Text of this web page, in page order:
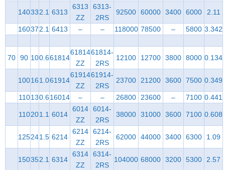
140332.1 6313
6313
ZZ
6313-
2RS
92500 60000 3400 6000 2.11
160372.1 6413 – – 118000 78500 – 5800 3.342
70 90 100.661814
61814
ZZ
61814-
2RS
12100 12700 3800 8000 0.134
100161.061914
61914
ZZ
61914-
2RS
23700 21200 3600 7500 0.349
110130.616014 – – 26800 23600 – 7100 0.441
110201.1 6014
6014
ZZ
6014-
2RS
38000 31000 3600 7100 0.608
125241.5 6214
6214
ZZ
6214-
2RS
62000 44000 3400 6300 1.09
150352.1 6314
6314
ZZ
6314-
2RS
104000 68000 3200 5300 2.57